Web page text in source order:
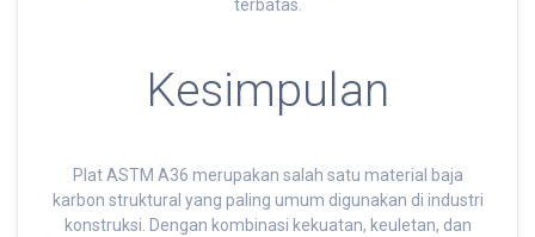
terbatas.
Kesimpulan
Plat ASTM A36 merupakan salah satu material baja
karbon struktural yang paling umum digunakan di industri
konstruksi. Dengan kombinasi kekuatan, keuletan, dan